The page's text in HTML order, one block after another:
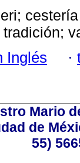
Inglés ·
Mario
de
55)